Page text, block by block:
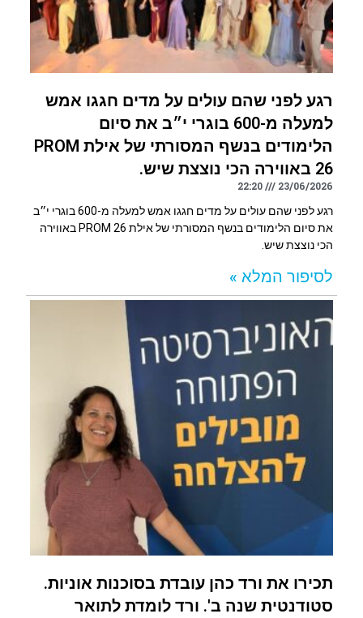
רגע לפני שהם עולים על מדים חגגו אמש
למעלה מ-600 בוגרי י״ב את סיום
הלימודים בנשף המסורתי של אילת PROM
26 באווירה הכי נוצצת שיש.
23/06/2026
22:20
רגע לפני שהם עולים על מדים חגגו אמש למעלה מ-600 בוגרי י״ב
את סיום הלימודים בנשף המסורתי של אילת PROM 26 באווירה
הכי נוצצת שיש.
לסיפור המלא »
תכירו את ורד כהן עובדת בסוכנות אוניות.
סטודנטית שנה ב'. ורד לומדת לתואר